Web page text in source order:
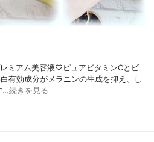
ミアム美容液♡ピュアビタミンCとビ
有効成分がメラニンの生成を抑え、し
…続きを見る